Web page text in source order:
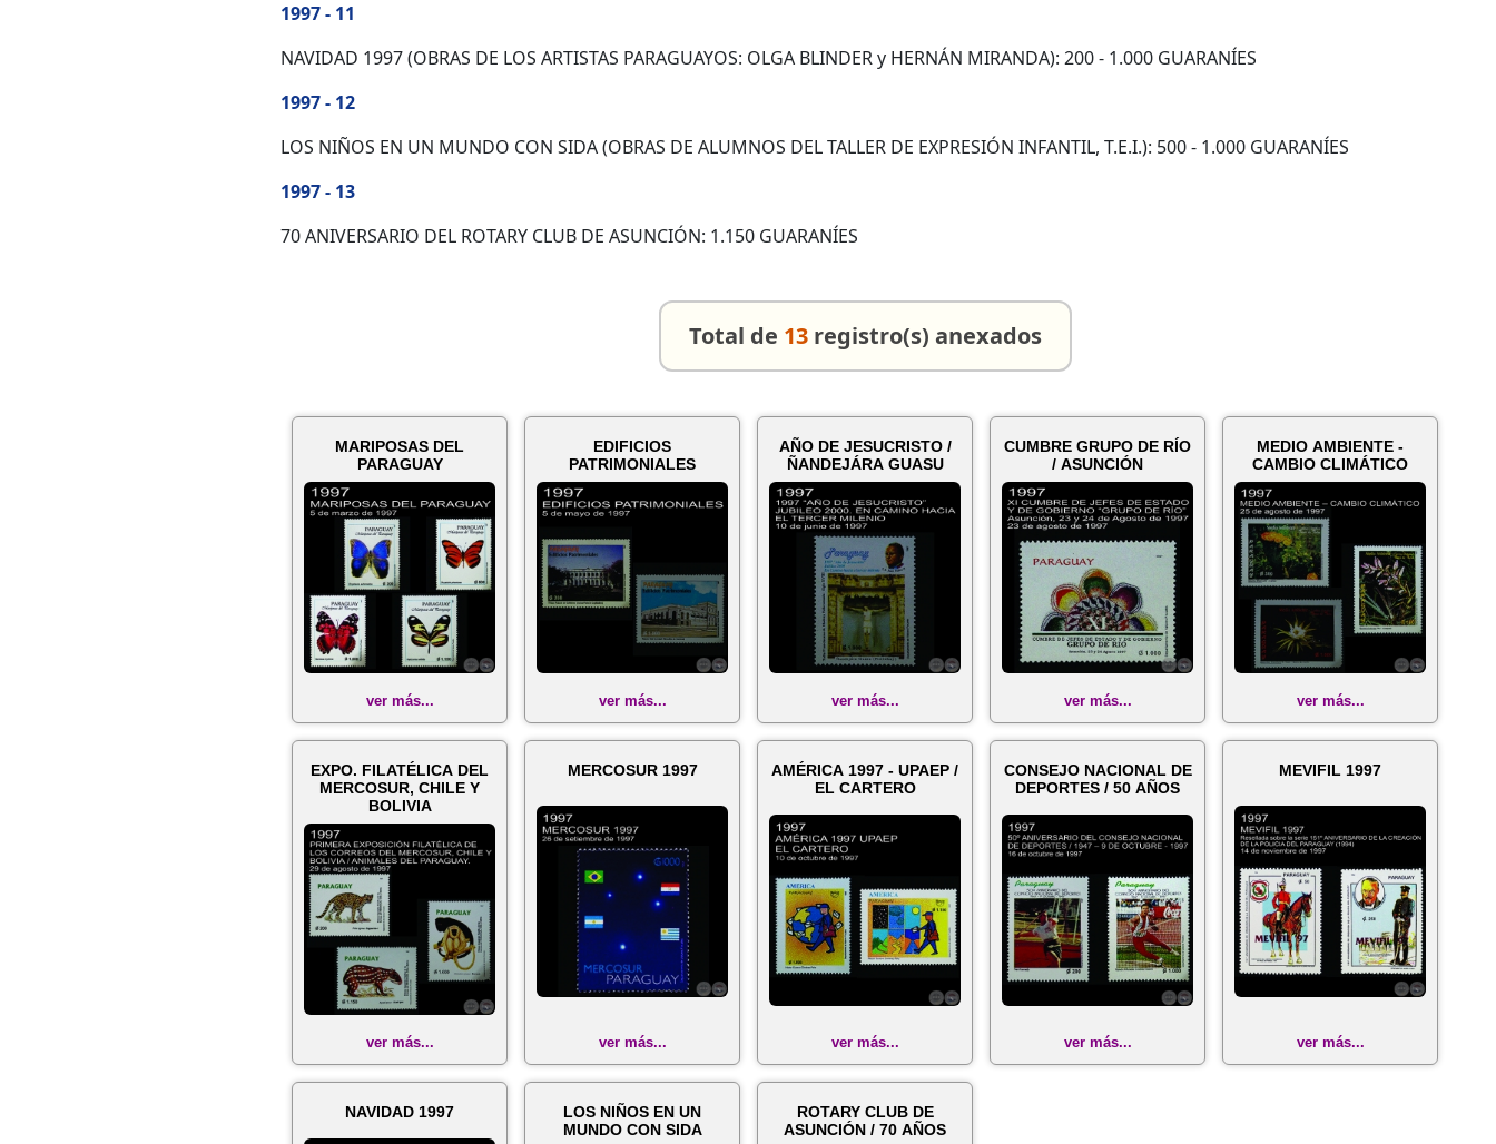
1997 - 11
NAVIDAD 1997 (OBRAS DE LOS ARTISTAS PARAGUAYOS: OLGA BLINDER y HERNÁN MIRANDA): 200 - 1.000 GUARANÍES
1997 - 12
LOS NIÑOS EN UN MUNDO CON SIDA (OBRAS DE ALUMNOS DEL TALLER DE EXPRESIÓN INFANTIL, T.E.I.): 500 - 1.000 GUARANÍES
1997 - 13
70 ANIVERSARIO DEL ROTARY CLUB DE ASUNCIÓN: 1.150 GUARANÍES
Total de 13 registro(s) anexados
MARIPOSAS DEL
PARAGUAY
ver más...
EDIFICIOS
PATRIMONIALES
ver más...
AÑO DE JESUCRISTO /
ÑANDEJÁRA GUASU
ver más...
CUMBRE GRUPO DE RÍO
/ ASUNCIÓN
ver más...
MEDIO AMBIENTE -
CAMBIO CLIMÁTICO
ver más...
EXPO. FILATÉLICA DEL
MERCOSUR, CHILE Y
BOLIVIA
ver más...
MERCOSUR 1997
ver más...
AMÉRICA 1997 - UPAEP /
EL CARTERO
ver más...
CONSEJO NACIONAL DE
DEPORTES / 50 AÑOS
ver más...
MEVIFIL 1997
ver más...
NAVIDAD 1997
LOS NIÑOS EN UN
MUNDO CON SIDA
ROTARY CLUB DE
ASUNCIÓN / 70 AÑOS